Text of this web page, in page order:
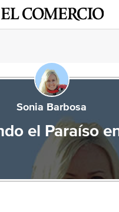
Sonia Barbosa
el Paraíso